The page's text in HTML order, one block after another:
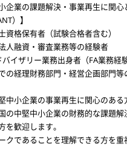
企業の課題解決・事業再生に関
）】
資格保有者（試験合格者含む）
人融資・審査業務等の経験者
バイザリー業務出身者（FA業務経
の経理財務部門・経営企画部門等
中小企業の事業再生に関心のあ
の中堅中小企業の財務的な課題解
を歓迎します。
クであることを理解できる方を重